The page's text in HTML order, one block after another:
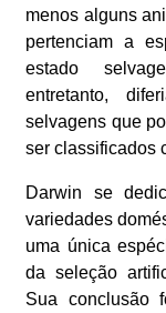
menos alguns
pertenciam a
estado
entretanto,
selvagens que
ser classificados
Darwin se
variedades
uma única
da seleção
Sua conclusão